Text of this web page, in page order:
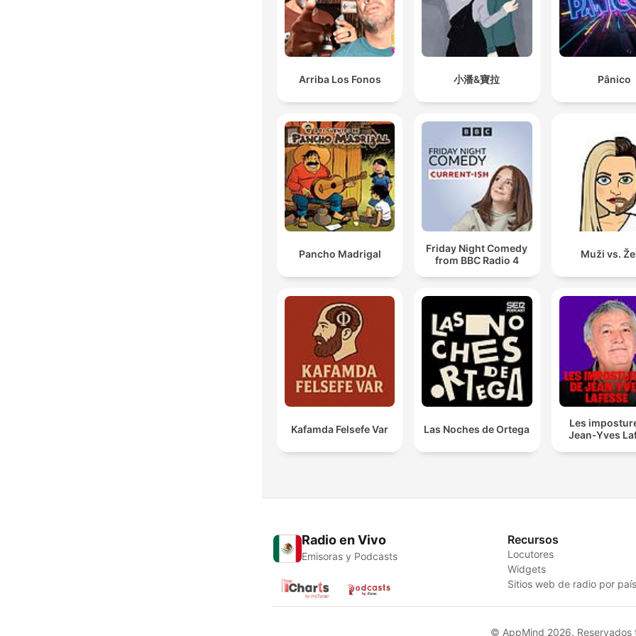
Arriba Los Fonos 小潘&寶拉 Pânico
Pancho Madrigal
Friday Night Comedy
from BBC Radio 4
Muži vs.
Kafamda Felsefe Var Las Noches de Ortega
Les
Jean-Yves
Radio en Vivo
Emisoras y Podcasts
Recursos
Locutores
Widgets
Sitios web de radio por
© AppMind 2026. Reservados